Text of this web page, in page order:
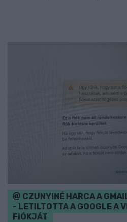
CZUNYINÉ HARCA A
- LETILTOTTA A GOOGLE A
FIÓKJÁT